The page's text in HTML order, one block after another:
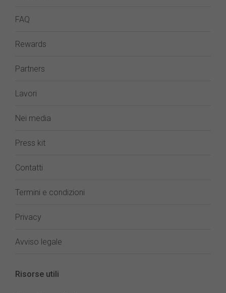
FAQ
Rewards
Partners
Lavori
Nei media
Press kit
Contatti
Termini e condizioni
Privacy
Avviso legale
Risorse utili